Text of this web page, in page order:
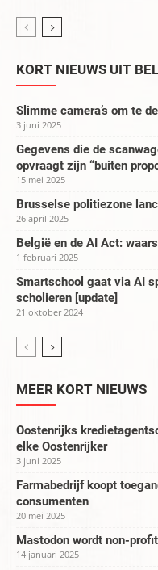
KORT NIEUWS UIT
Slimme camera’s om te
3 juni 2025
Gegevens die de
opvraagt zijn “buiten
15 mei 2025
Brusselse politiezone
26 april 2025
België en de AI Act:
1 februari 2025
Smartschool gaat via AI
scholieren [update]
21 oktober 2024
MEER KORT NIEUWS
Oostenrijks
elke Oostenrijker
3 juni 2025
Farmabedrijf koopt
consumenten
20 mei 2025
Mastodon wordt non-
14 januari 2025